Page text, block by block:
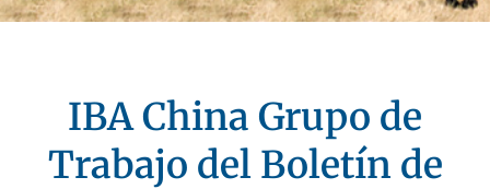
IBA China Grupo de
Trabajo del Boletín de